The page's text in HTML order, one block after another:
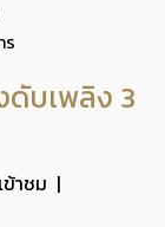
ร
ดับเพลิง 3
ข้าชม |